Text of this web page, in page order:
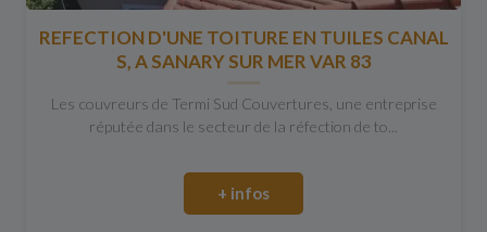
REFECTION D'UNE TOITURE EN TUILES CANAL
S, A SANARY SUR MER VAR 83
Les couvreurs de Termi Sud Couvertures, une entreprise
réputée dans le secteur de la réfection de to...
+ infos